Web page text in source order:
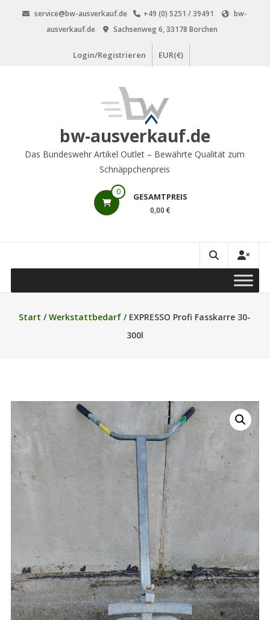
service@bw-ausverkauf.de +49 (0) 5251 / 39491
bw-
ausverkauf.de
Sachsenweg 6, 33178 Borchen
Login/Registrieren EUR(€)
bw-ausverkauf.de
Das Bundeswehr Artikel Outlet – Bewährte Qualität zum
Schnäppchenpreis
0 GESAMTPREIS
0,00 €
Start /Werkstattbedarf / EXPRESSO Profi Fasskarre 30-
300l